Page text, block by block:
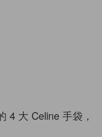
4 大 Celine 手袋，